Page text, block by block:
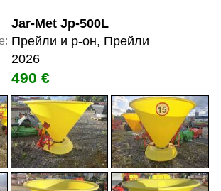
Jar-Met Jp-500L
Прейли и р-он, Прейли
2026
490 €